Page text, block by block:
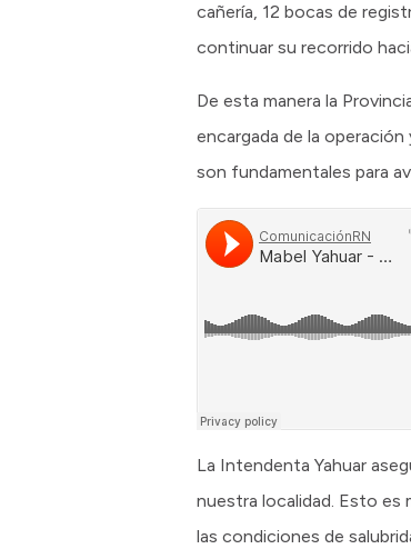
cañería, 12 bocas de
continuar su recorrido
De esta manera la
encargada de la
son fundamentales para
La Intendenta Yahuar
nuestra localidad. Esto es
las condiciones de